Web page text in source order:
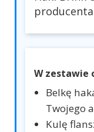
W zestawie
Belkę
Twojego
Kulę